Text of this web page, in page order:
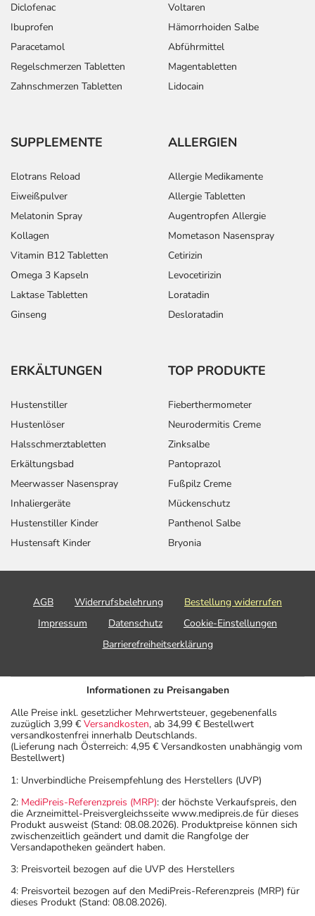
Diclofenac
Ibuprofen
Paracetamol
Regelschmerzen Tabletten
Zahnschmerzen Tabletten
Voltaren
Hämorrhoiden Salbe
Abführmittel
Magentabletten
Lidocain
SUPPLEMENTE
Elotrans Reload
Eiweißpulver
Melatonin Spray
Kollagen
Vitamin B12 Tabletten
Omega 3 Kapseln
Laktase Tabletten
Ginseng
ALLERGIEN
Allergie Medikamente
Allergie Tabletten
Augentropfen Allergie
Mometason Nasenspray
Cetirizin
Levocetirizin
Loratadin
Desloratadin
ERKÄLTUNGEN
Hustenstiller
Hustenlöser
Halsschmerztabletten
Erkältungsbad
Meerwasser Nasenspray
Inhaliergeräte
Hustenstiller Kinder
Hustensaft Kinder
TOP PRODUKTE
Fieberthermometer
Neurodermitis Creme
Zinksalbe
Pantoprazol
Fußpilz Creme
Mückenschutz
Panthenol Salbe
Bryonia
AGB Widerrufsbelehrung
Bestellung widerrufen
Impressum
Datenschutz
Cookie-Einstellungen
Barrierefreiheitserklärung
Informationen zu Preisangaben
Alle Preise inkl. gesetzlicher Mehrwertsteuer, gegebenenfalls
zuzüglich 3,99 € Versandkosten, ab 34,99 € Bestellwert
versandkostenfrei innerhalb Deutschlands.
(Lieferung nach Österreich: 4,95 € Versandkosten unabhängig vom
Bestellwert)
1: Unverbindliche Preisempfehlung des Herstellers (UVP)
2: MediPreis-Referenzpreis (MRP): der höchste Verkaufspreis, den
die Arzneimittel-Preisvergleichsseite www.medipreis.de für dieses
Produkt ausweist (Stand: 08.08.2026). Produktpreise können sich
zwischenzeitlich geändert und damit die Rangfolge der
Versandapotheken geändert haben.
3: Preisvorteil bezogen auf die UVP des Herstellers
4: Preisvorteil bezogen auf den MediPreis-Referenzpreis (MRP) für
dieses Produkt (Stand: 08.08.2026).